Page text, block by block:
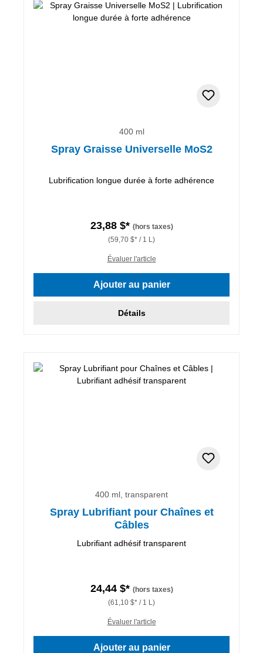
400 ml
Spray Graisse Universelle MoS2
Lubrification longue durée à forte adhérence
23,88 $* (hors taxes)
(59,70 $* / 1 L)
Évaluer l'article
Ajouter au panier
Détails
400 ml, transparent
Spray Lubrifiant pour Chaînes et
Câbles
Lubrifiant adhésif transparent
24,44 $* (hors taxes)
(61,10 $* / 1 L)
Évaluer l'article
Ajouter au panier